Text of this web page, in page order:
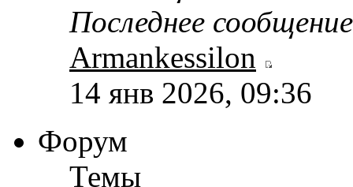
Последнее сообщение
Armankessilon
14 янв 2026, 09:36
Форум
Темы